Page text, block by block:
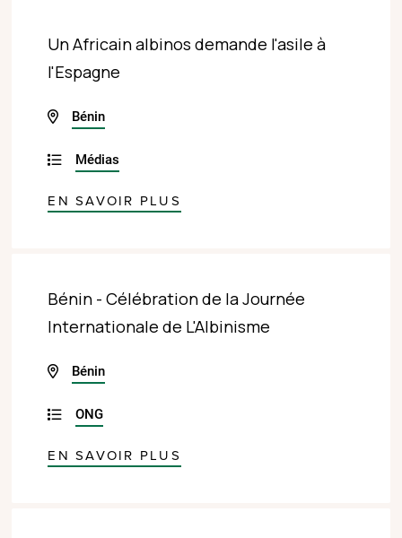
Un Africain albinos demande l'asile à
l'Espagne
Bénin
Médias
EN SAVOIR PLUS
Bénin - Célébration de la Journée
Internationale de L'Albinisme
Bénin
ONG
EN SAVOIR PLUS